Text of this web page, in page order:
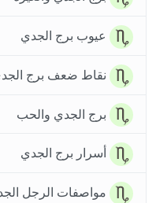
عيوب برج الجدي
نقاط ضعف برج
برج الجدي والحب
أسرار برج الجدي
مواصفات الرجل